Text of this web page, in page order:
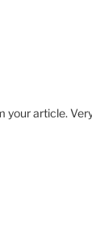
your article.